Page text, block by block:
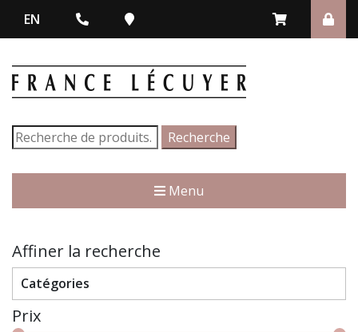
EN
Recherche
pour :
Recherche
Menu
Affiner la recherche
Catégories
Prix